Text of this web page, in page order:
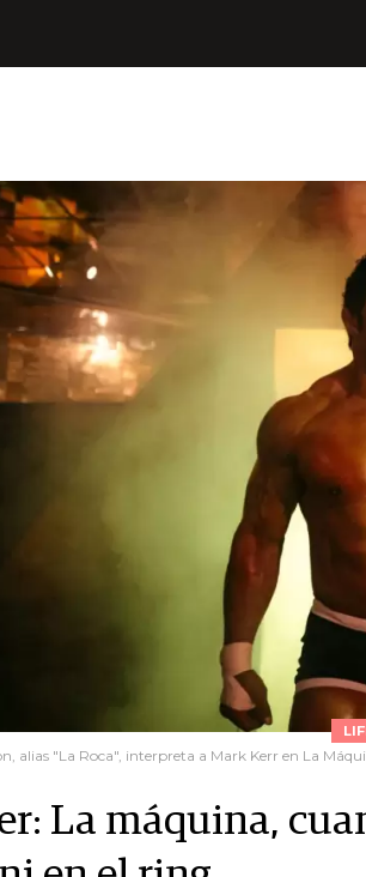
alias "La Roca", interpreta a Mark Kerr en La
La máquina,